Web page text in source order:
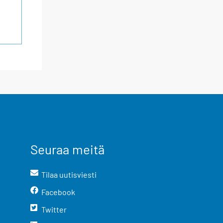
Seuraa meitä
Tilaa uutisviesti
Facebook
Twitter